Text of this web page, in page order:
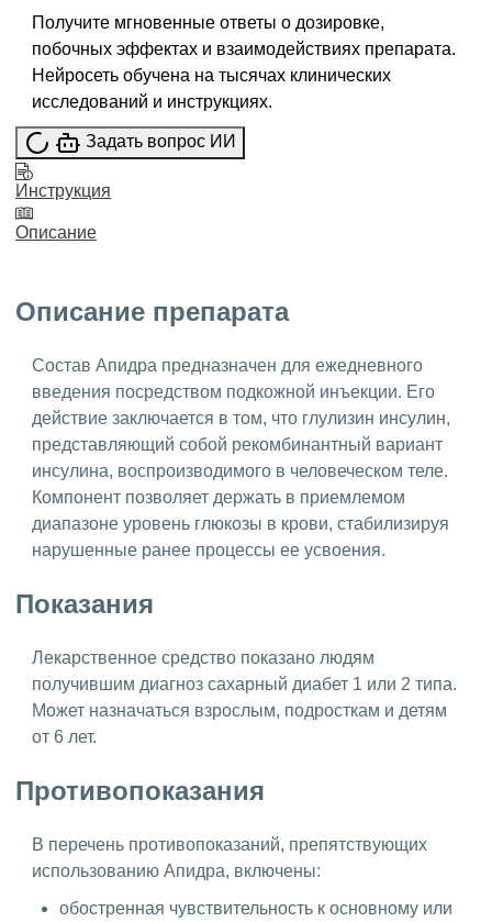
Получите мгновенные ответы о дозировке,
побочных эффектах и взаимодействиях препарата.
Нейросеть обучена на тысячах клинических
исследований и инструкциях.
Задать вопрос ИИ
Инструкция
Описание
Описание препарата
Состав Апидра предназначен для ежедневного
введения посредством подкожной инъекции. Его
действие заключается в том, что глулизин инсулин,
представляющий собой рекомбинантный вариант
инсулина, воспроизводимого в человеческом теле.
Компонент позволяет держать в приемлемом
диапазоне уровень глюкозы в крови, стабилизируя
нарушенные ранее процессы ее усвоения.
Показания
Лекарственное средство показано людям
получившим диагноз сахарный диабет 1 или 2 типа.
Может назначаться взрослым, подросткам и детям
от 6 лет.
Противопоказания
В перечень противопоказаний, препятствующих
использованию Апидра, включены:
обостренная чувствительность к основному или